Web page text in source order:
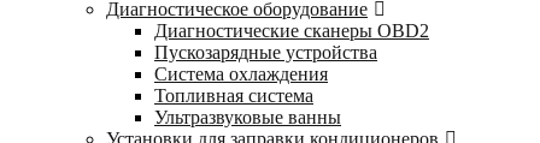
Диагностическое оборудование
Диагностические сканеры OBD2
Пускозарядные устройства
Система охлаждения
Топливная система
Ультразвуковые ванны
Установки для заправки кондиционеров